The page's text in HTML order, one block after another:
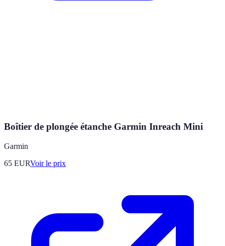
Boîtier de plongée étanche Garmin Inreach Mini
Garmin
65 EURVoir le prix